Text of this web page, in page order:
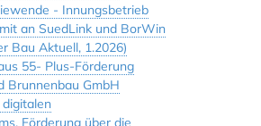
- Innungsbetrieb
an SuedLink und BorWin
Bau Aktuell, 1.2026)
55- Plus-Förderung
Brunnenbau GmbH
Förderung über die